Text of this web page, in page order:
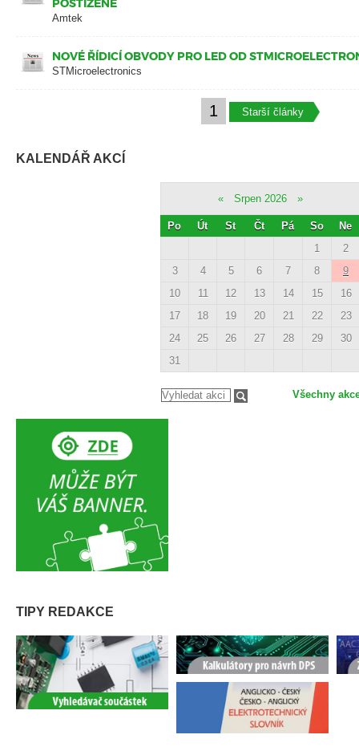
Amtek
NOVÉ ŘÍDICÍ OBVODY PRO LED OD
STMicroelectronics
1 Starší články
KALENDÁŘ AKCÍ
« Srpen 2026 »
Po Út St Čt Pá So
Ne
1
2
3
4 5 6 7 8
9
10
11 12 13 14 15
16
17
18 19 20 21 22
23
24
25 26 27 28 29
30
31
Všechny
TIPY REDAKCE